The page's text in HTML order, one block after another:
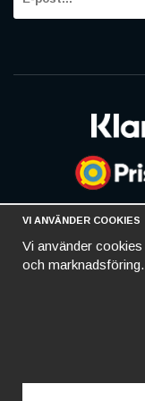
VI ANVÄNDER COOKIES
Vi använder
och marknadsföring.